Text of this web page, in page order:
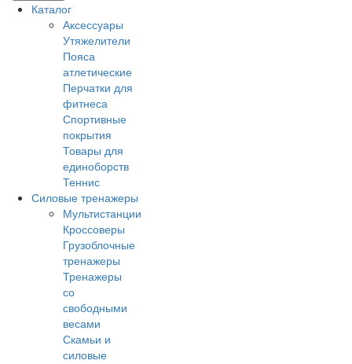
Каталог
Аксессуары
Утяжелители
Пояса
атлетические
Перчатки для
фитнеса
Спортивные
покрытия
Товары для
единоборств
Теннис
Силовые тренажеры
Мультистанции
Кроссоверы
Грузоблочные
тренажеры
Тренажеры
со
свободными
весами
Скамьи и
силовые